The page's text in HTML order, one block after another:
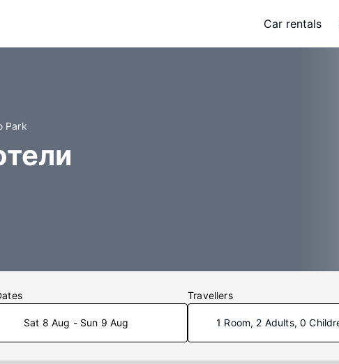
Car rentals
Park
Sat 8 Aug - Sun 9 Aug
Travellers
1 Room, 2 Adults, 0